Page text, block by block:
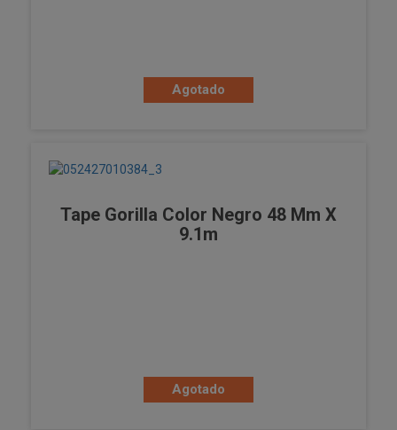
Agotado
Tape Gorilla Color Negro 48 Mm X
9.1m
Agotado